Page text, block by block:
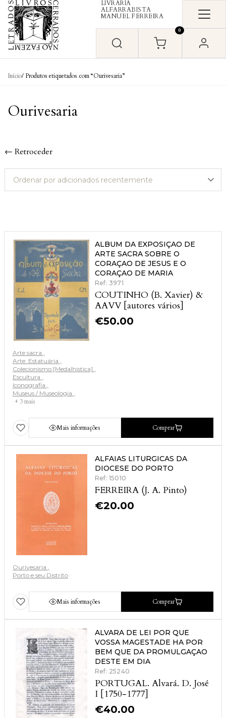
Skip to content
LIVRARIA
ALFARRABISTA
MANUEL FERREIRA
0
Início/ Produtos etiquetados com “Ourivesaria”
Ourivesaria
← Retroceder
ALBUM DA EXPOSIÇAO DE
ARTE SACRA SOBRE O
CORAÇAO DE JESUS E O
CORAÇAO DE MARIA
Ref: 3971
COUTINHO (B. Xavier) &
AAVV [autores vários]
€50.00
Arte sacra
Arte: Estatuária
Colecionismo [Medalhistica]
Escultura
Iconografia
Museus / Museologia
+ 3 mais
Mais informações Comprar
ALFAIAS LITURGICAS DA
DIOCESE DO PORTO
Ref: 15010
FERREIRA (J. A. Pinto)
€20.00
Ourivesaria
Porto e seu Distrito
Mais informações Comprar
ALVARA DE LEI POR QUE
VOSSA MAGESTADE HA POR
BEM QUE DA PROMULGAÇAO
DESTE EM DIA
Ref: 25240
PORTUGAL. Alvará. D. José
I [1750-1777]
€40.00